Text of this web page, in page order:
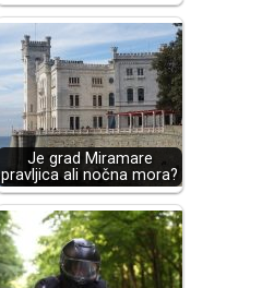
Je grad Miramare
pravljica ali nočna mora?